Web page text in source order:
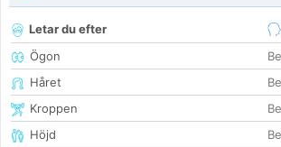
Letar du efter
Ögon
Håret
Kroppen
Höjd